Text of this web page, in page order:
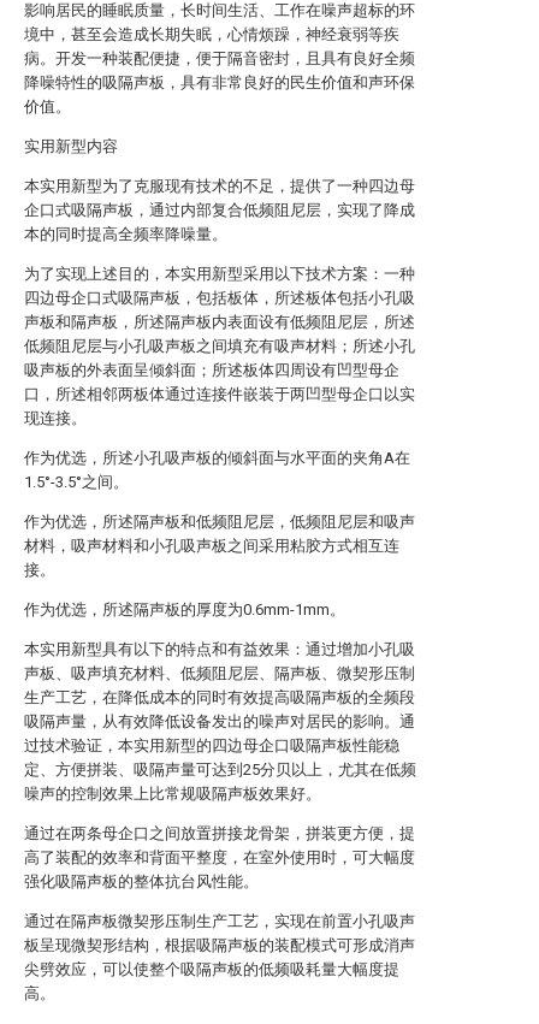
影响居民的睡眠质量，长时间生活、工作在噪声超标的环
境中，甚至会造成长期失眠，心情烦躁，神经衰弱等疾
病。开发一种装配便捷，便于隔音密封，且具有良好全频
降噪特性的吸隔声板，具有非常良好的民生价值和声环保
价值。
实用新型内容
本实用新型为了克服现有技术的不足，提供了一种四边母
企口式吸隔声板，通过内部复合低频阻尼层，实现了降成
本的同时提高全频率降噪量。
为了实现上述目的，本实用新型采用以下技术方案：一种
四边母企口式吸隔声板，包括板体，所述板体包括小孔吸
声板和隔声板，所述隔声板内表面设有低频阻尼层，所述
低频阻尼层与小孔吸声板之间填充有吸声材料；所述小孔
吸声板的外表面呈倾斜面；所述板体四周设有凹型母企
口，所述相邻两板体通过连接件嵌装于两凹型母企口以实
现连接。
作为优选，所述小孔吸声板的倾斜面与水平面的夹角A在
1.5°-3.5°之间。
作为优选，所述隔声板和低频阻尼层，低频阻尼层和吸声
材料，吸声材料和小孔吸声板之间采用粘胶方式相互连
接。
作为优选，所述隔声板的厚度为0.6mm-1mm。
本实用新型具有以下的特点和有益效果：通过增加小孔吸
声板、吸声填充材料、低频阻尼层、隔声板、微契形压制
生产工艺，在降低成本的同时有效提高吸隔声板的全频段
吸隔声量，从有效降低设备发出的噪声对居民的影响。通
过技术验证，本实用新型的四边母企口吸隔声板性能稳
定、方便拼装、吸隔声量可达到25分贝以上，尤其在低频
噪声的控制效果上比常规吸隔声板效果好。
通过在两条母企口之间放置拼接龙骨架，拼装更方便，提
高了装配的效率和背面平整度，在室外使用时，可大幅度
强化吸隔声板的整体抗台风性能。
通过在隔声板微契形压制生产工艺，实现在前置小孔吸声
板呈现微契形结构，根据吸隔声板的装配模式可形成消声
尖劈效应，可以使整个吸隔声板的低频吸耗量大幅度提
高。